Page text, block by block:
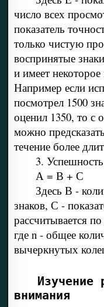
число всех
показатель
только чистую
воспринятые
и имеет
Например если
посмотрел 1500
оценил 1350, то с
можно
течение более
3.
А = В + С
Здесь В -
знаков, С -
рассчитывается
где n - общее
вычеркнутых
Изучение
внимания